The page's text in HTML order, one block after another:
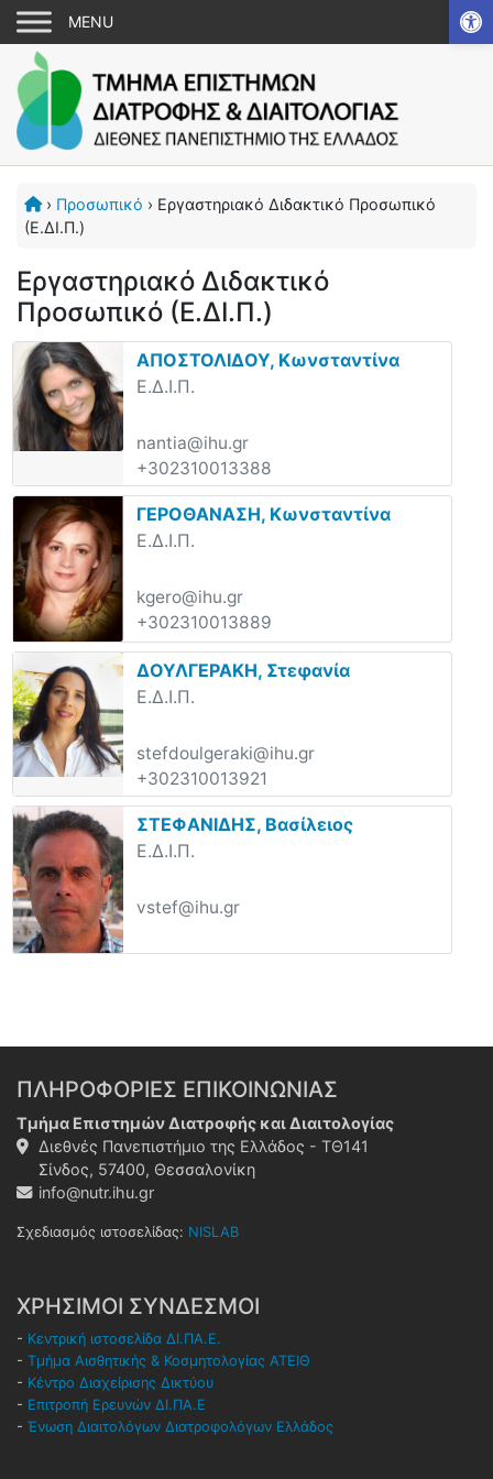
› Προσωπικό › Εργαστηριακό Διδακτικό Προσωπικό
(Ε.ΔΙ.Π.)
Εργαστηριακό Διδακτικό
Προσωπικό (Ε.ΔΙ.Π.)
ΑΠΟΣΤΟΛΙΔΟΥ, Κωνσταντίνα
Ε.Δ.Ι.Π.
nantia@ihu.gr
+302310013388
ΓΕΡΟΘΑΝΑΣΗ, Κωνσταντίνα
Ε.Δ.Ι.Π.
kgero@ihu.gr
+302310013889
ΔΟΥΛΓΕΡΑΚΗ, Στεφανία
Ε.Δ.Ι.Π.
stefdoulgeraki@ihu.gr
+302310013921
ΣΤΕΦΑΝΙΔΗΣ, Βασίλειος
Ε.Δ.Ι.Π.
vstef@ihu.gr
ΠΛΗΡΟΦΟΡΙΕΣ ΕΠΙΚΟΙΝΩΝΙΑΣ
Τμήμα Επιστημών Διατροφής και Διαιτολογίας
Διεθνές Πανεπιστήμιο της Ελλάδος - ΤΘ141
Σίνδος, 57400, Θεσσαλονίκη
info@nutr.ihu.gr
Σχεδιασμός ιστοσελίδας: NISLAB
ΧΡΗΣΙΜΟΙ ΣΥΝΔΕΣΜΟΙ
- Κεντρική ιστοσελίδα ΔΙ.ΠΑ.Ε.
- Τμήμα Αισθητικής & Κοσμητολογίας ΑΤΕΙΘ
- Κέντρο Διαχείρισης Δικτύου
- Επιτροπή Ερευνών ΔΙ.ΠΑ.Ε
- Ένωση Διαιτολόγων Διατροφολόγων Ελλάδος